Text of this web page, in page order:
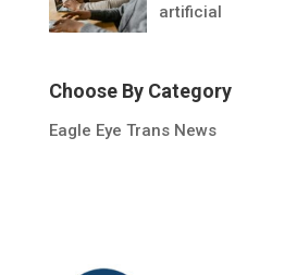
artificial
Choose By Category
Eagle Eye Trans News